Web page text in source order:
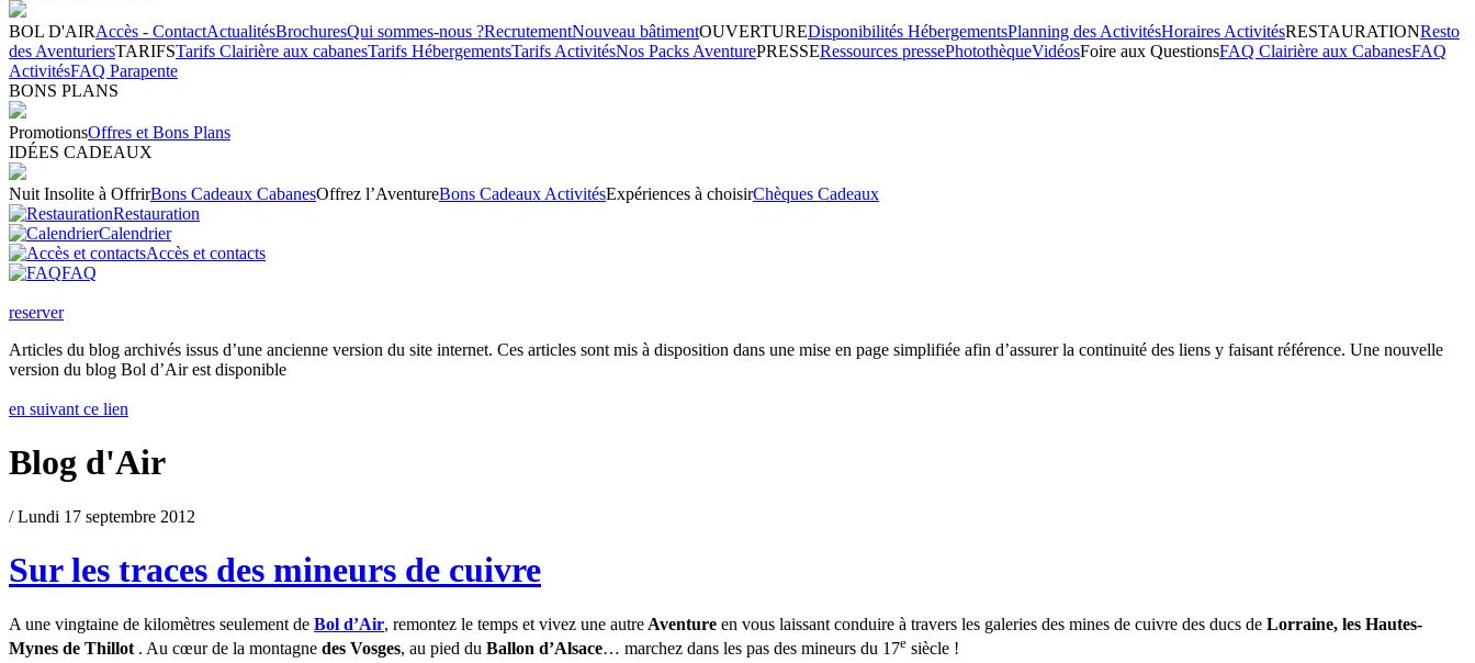
BOL D'AIRAccès - ContactActualitésBrochuresQui sommes-nous ?RecrutementNouveau bâtimentOUVERTUREDisponibilités HébergementsPlanning des ActivitésHoraires ActivitésRESTAURATIONResto
des AventuriersTARIFSTarifs Clairière aux cabanesTarifs HébergementsTarifs ActivitésNos Packs AventurePRESSERessources pressePhotothèqueVidéosFoire aux QuestionsFAQ Clairière aux CabanesFAQ
ActivitésFAQ Parapente
BONS PLANS
PromotionsOffres et Bons Plans
IDÉES CADEAUX
Nuit Insolite à OffrirBons Cadeaux CabanesOffrez l’AventureBons Cadeaux ActivitésExpériences à choisirChèques Cadeaux
Restauration
Calendrier
Accès et contacts
FAQ
reserver
Articles du blog archivés issus d’une ancienne version du site internet. Ces articles sont mis à disposition dans une mise en page simplifiée afin d’assurer la continuité des liens y faisant référence. Une nouvelle
version du blog Bol d’Air est disponible
en suivant ce lien
Blog d'Air
/ Lundi 17 septembre 2012
Sur les traces des mineurs de cuivre
A une vingtaine de kilomètres seulement de Bol d’Air, remontez le temps et vivez une autre Aventure en vous laissant conduire à travers les galeries des mines de cuivre des ducs de Lorraine, les Hautes-
Mynes de Thillot . Au cœur de la montagne des Vosges, au pied du Ballon d’Alsace… marchez dans les pas des mineurs du 17e siècle !